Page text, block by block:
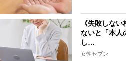
《失敗しな
ないと「本人
し…
女性セブン